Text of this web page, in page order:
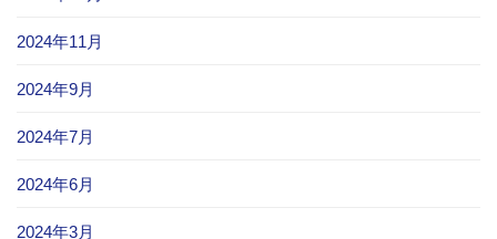
2024年11月
2024年9月
2024年7月
2024年6月
2024年3月